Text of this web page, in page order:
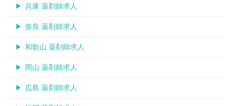
兵庫 薬剤師求人
奈良 薬剤師求人
和歌山 薬剤師求人
岡山 薬剤師求人
広島 薬剤師求人